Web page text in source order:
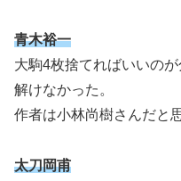
青木裕一
大駒4枚捨てればいいの
解けなかった。
作者は小林尚樹さんだと
太刀岡甫